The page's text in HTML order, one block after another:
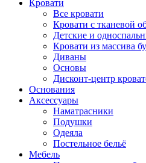
Кровати
Все кровати
Кровати с тканевой
Детские и
Кровати из массива
Диваны
Основы
Дисконт-центр
Основания
Аксессуары
Наматрасники
Подушки
Одеяла
Постельное бельё
Мебель